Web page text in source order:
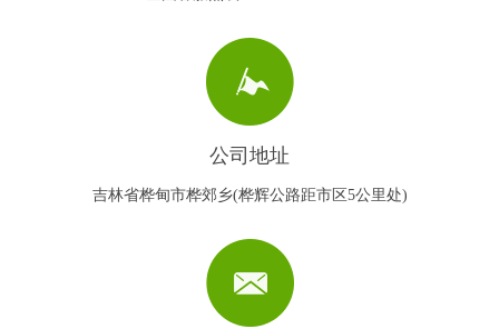
公司地址
吉林省桦甸市桦郊乡(桦辉公路距市区5公里处)